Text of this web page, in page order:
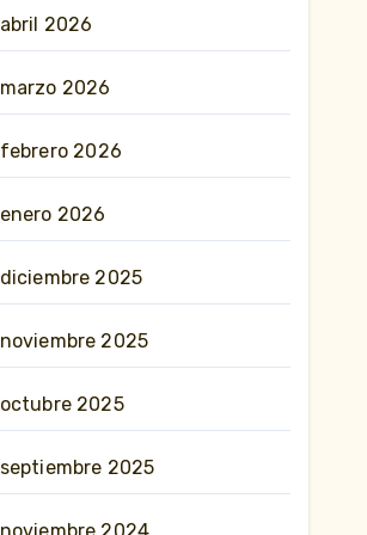
abril 2026
marzo 2026
febrero 2026
enero 2026
diciembre 2025
noviembre 2025
octubre 2025
septiembre 2025